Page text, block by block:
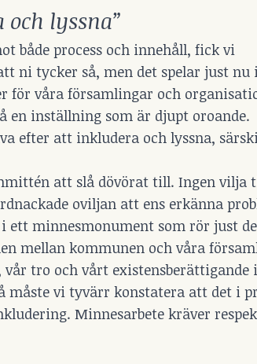
lyssna”
både process och innehåll, fick vi
ni tycker så, men det spelar just nu
för våra församlingar och
en inställning som är djupt oroande.
efter att inkludera och lyssna,
att slå dövörat till. Ingen vilja
oviljan att ens erkänna
ett minnesmonument som rör just
mellan kommunen och våra
tro och vårt existensberättigande
måste vi tyvärr konstatera att det i
Minnesarbete kräver